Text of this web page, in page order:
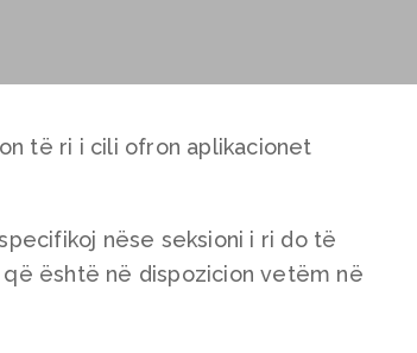
të ri i cili ofron aplikacionet
nëse seksioni i ri do të
është në dispozicion vetëm në